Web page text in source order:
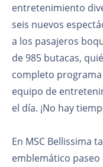
entretenimiento
seis nuevos
a los pasajeros
de 985 butacas,
completo
equipo de
el día. ¡No hay
En MSC Bellissima
emblemático